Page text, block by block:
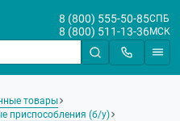
8 (800) 555-50-85СПБ
8 (800) 511-13-36МСК
товары
приспособления (б/у)